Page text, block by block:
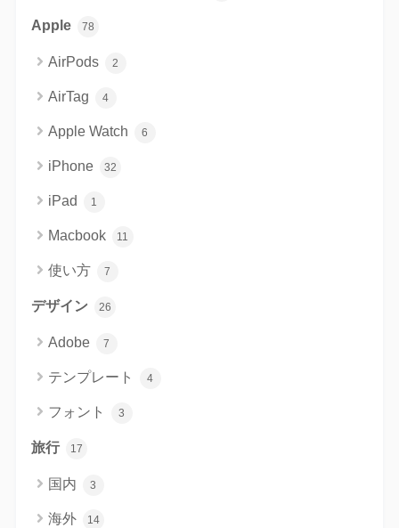
Apple 78
AirPods 2
AirTag 4
Apple Watch 6
iPhone 32
iPad 1
Macbook 11
使い方 7
デザイン 26
Adobe 7
テンプレート 4
フォント 3
旅行 17
国内 3
海外 14